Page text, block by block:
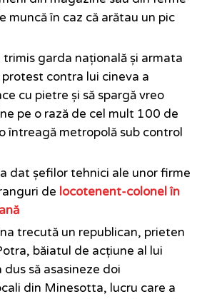
muncă în caz că arătau un pic
trimis garda națională și armata
contra lui cineva a
cu pietre și să spargă vreo
pe o rază de cel mult 100 de
întreagă metropolă sub control
dat șefilor tehnici ale unor firme
de locotenent-colonel în
trecută un republican, prieten
băiatul de acțiune al lui
dus să asasineze doi
din Minesotta, lucru care a